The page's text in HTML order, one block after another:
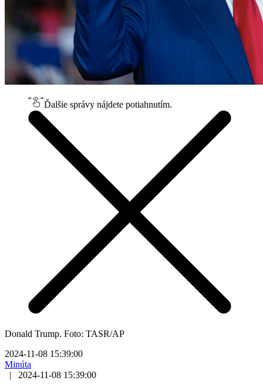
Ďalšie správy nájdete potiahnutím.
Donald Trump. Foto: TASR/AP
2024-11-08 15:39:00
Minúta
|
2024-11-08 15:39:00